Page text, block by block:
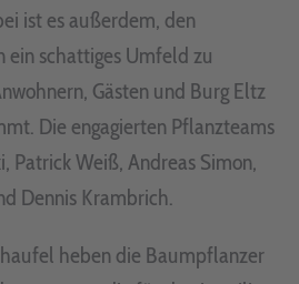
ist es außerdem, den
ein schattiges Umfeld zu
Gästen und Burg Eltz
Die engagierten Pflanzteams
Patrick Weiß, Andreas Simon,
Dennis Krambrich.
heben die Baumpflanzer